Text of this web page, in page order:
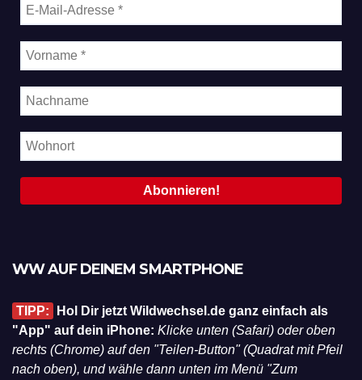
WW AUF DEINEM SMARTPHONE
TIPP:
Hol Dir jetzt Wildwechsel.de ganz einfach als
"App" auf dein iPhone: Klicke unten (Safari) oder oben
rechts (Chrome) auf den "Teilen-Button" (Quadrat mit Pfeil
nach oben), und wähle dann unten im Menü "Zum